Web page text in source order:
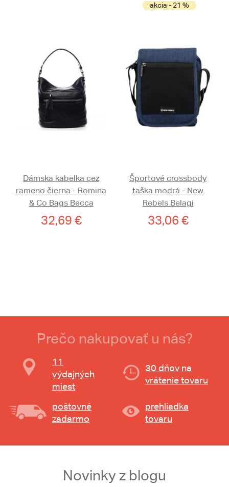
akcia - 21 %
Dámska kabelka cez
rameno čierna - Romina
& Co Bags Becca
32,69 €
Športové crossbody
taška modrá - New
Rebels Belagi
33,06 €
Prečo nakupovať u nás?
11
výdajných
miest
30 dňov na
vrátenie tovaru
poštovné
zadarmo
prehliadka
tovaru
Novinky z blogu